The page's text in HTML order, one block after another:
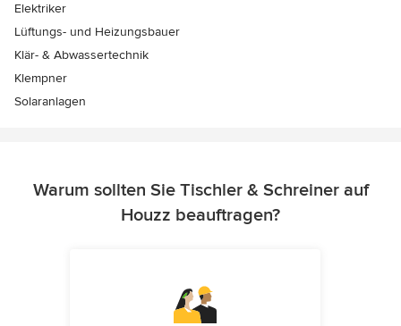
Elektriker
Lüftungs- und Heizungsbauer
Klär- & Abwassertechnik
Klempner
Solaranlagen
Warum sollten Sie Tischler & Schreiner auf
Houzz beauftragen?